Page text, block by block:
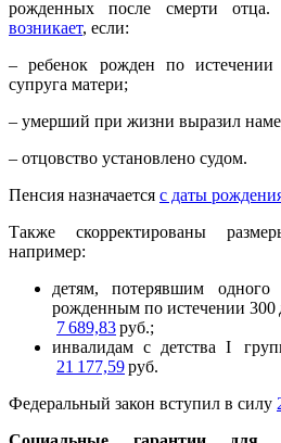
рожденных после смерти
возникает, если:
– ребенок рожден по
супруга матери;
– умерший при жизни выразил
– отцовство установлено судом.
Пенсия назначается с даты
Также скорректированы
например:
детям, потерявшим
рожденным по истечении 300
7 689,83руб.;
инвалидам с детства I
21 177,59руб.
Федеральный закон вступил в силу